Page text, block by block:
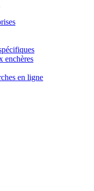
enchères
en ligne